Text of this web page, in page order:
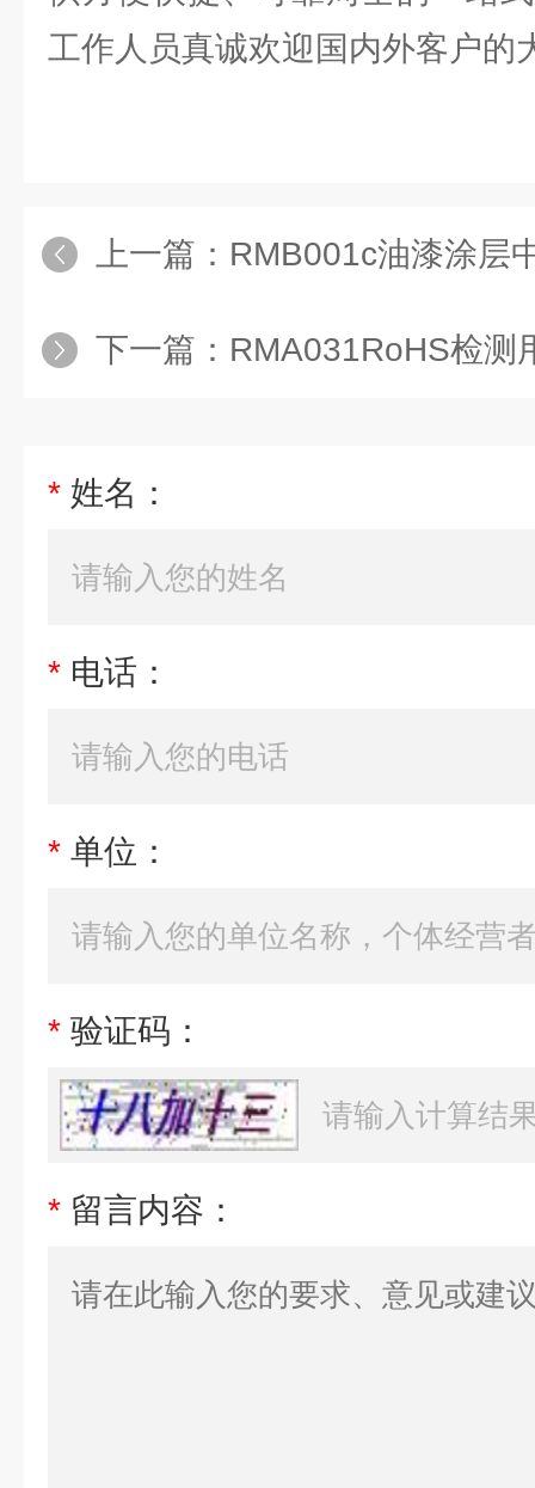
工作人员真诚欢迎国内外客户
上一篇： RMB001c油漆涂层中17种
下一篇： RMA031RoHS检测用质量控
* 姓名：
* 电话：
* 单位：
* 验证码：
* 留言内容：